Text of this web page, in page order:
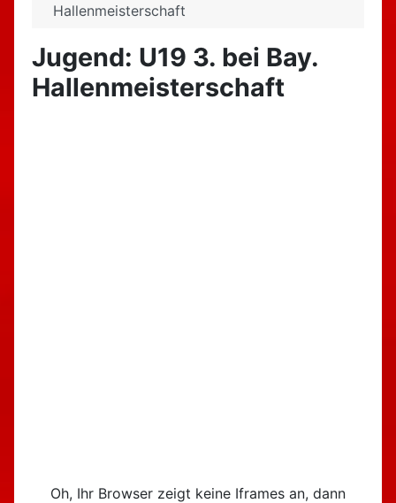
Hallenmeisterschaft
Jugend: U19 3. bei Bay.
Hallenmeisterschaft
Oh, Ihr Browser zeigt keine Iframes an, dann